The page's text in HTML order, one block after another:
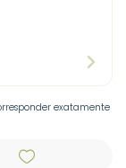
exatamente